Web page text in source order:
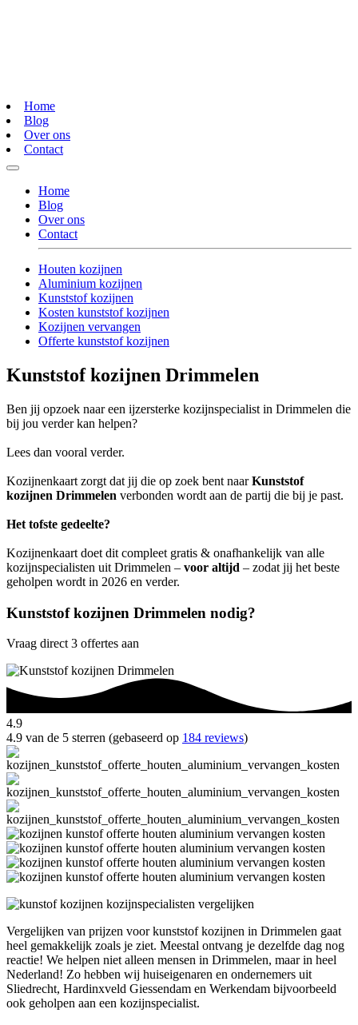
Home
Blog
Over ons
Contact
Home
Blog
Over ons
Contact
Houten kozijnen
Aluminium kozijnen
Kunststof kozijnen
Kosten kunststof kozijnen
Kozijnen vervangen
Offerte kunststof kozijnen
Kunststof kozijnen Drimmelen
Ben jij opzoek naar een ijzersterke kozijnspecialist in Drimmelen die
bij jou verder kan helpen?
Lees dan vooral verder.
Kozijnenkaart zorgt dat jij die op zoek bent naarKunststof
kozijnen Drimmelen verbonden wordt aan de partij die bij je past.
Het tofste gedeelte?
Kozijnenkaart doet dit compleet gratis & onafhankelijk van alle
kozijnspecialisten uit Drimmelen – voor altijd – zodat jij het beste
geholpen wordt in 2026 en verder.
Kunststof kozijnen Drimmelen nodig?
Vraag direct 3 offertes aan
4.9
4.9 van de 5 sterren (gebaseerd op 184 reviews)
Vergelijken van prijzen voor kunststof kozijnen in Drimmelen gaat
heel gemakkelijk zoals je ziet. Meestal ontvang je dezelfde dag nog
reactie! We helpen niet alleen mensen in Drimmelen, maar in heel
Nederland! Zo hebben wij huiseigenaren en ondernemers uit
Sliedrecht, Hardinxveld Giessendam en Werkendam bijvoorbeeld
ook geholpen aan een kozijnspecialist.